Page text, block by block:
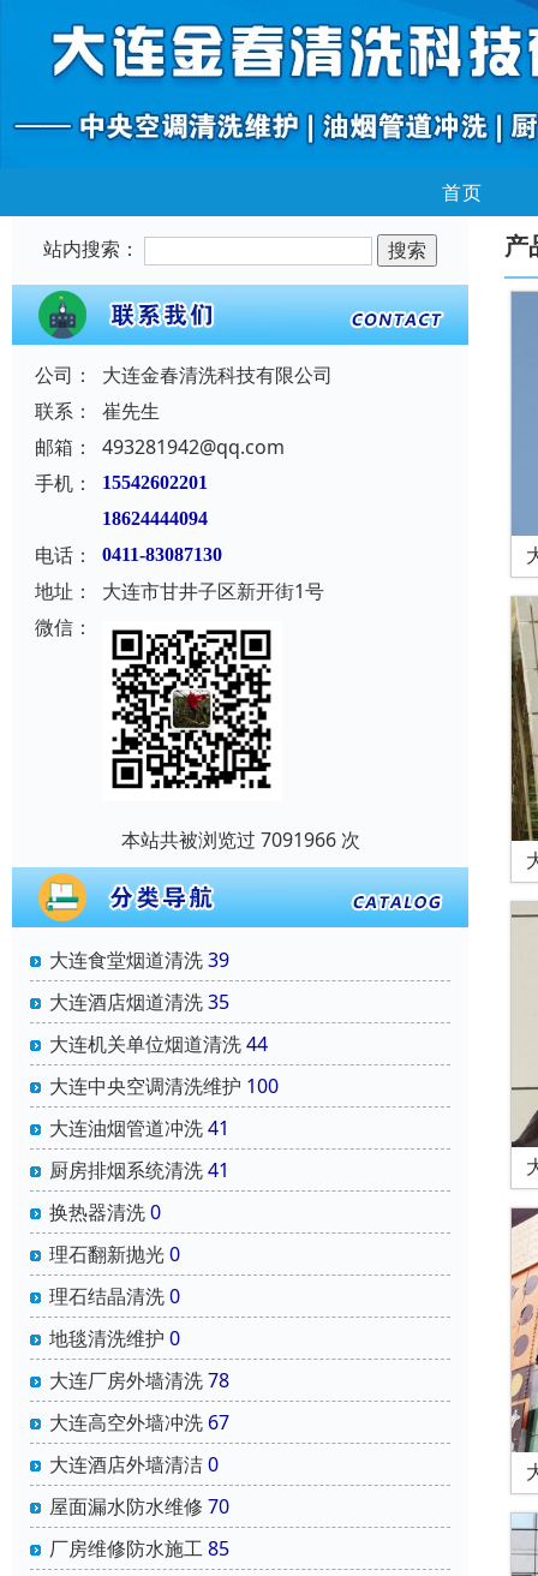
首页
站内搜索：
公司：
大连金春清洗科技有限公司
联系：
崔先生
邮箱：
493281942@qq.com
手机：
15542602201
18624444094
电话： 0411-83087130
地址：
大连市甘井子区新开街1号
微信：
本站共被浏览过 7091966 次
大连食堂烟道清洗39
大连酒店烟道清洗35
大连机关单位烟道清洗44
大连中央空调清洗维护 100
大连油烟管道冲洗41
厨房排烟系统清洗41
换热器清洗0
理石翻新抛光0
理石结晶清洗0
地毯清洗维护 0
大连厂房外墙清洗78
大连高空外墙冲洗 67
大连酒店外墙清洁0
屋面漏水防水维修 70
厂房维修防水施工85
产